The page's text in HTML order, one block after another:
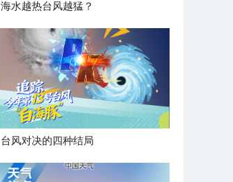
海水越热台风越猛？
台风对决的四种结局